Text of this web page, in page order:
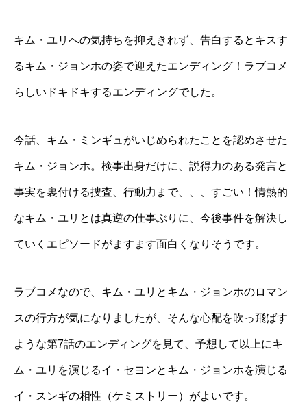
キム・ユリへの気持ちを抑えきれず、告白するとキスす
るキム・ジョンホの姿で迎えたエンディング！ラブコメ
らしいドキドキするエンディングでした。
今話、キム・ミンギュがいじめられたことを認めさせた
キム・ジョンホ。検事出身だけに、説得力のある発言と
事実を裏付ける捜査、行動力まで、、、すごい！情熱的
なキム・ユリとは真逆の仕事ぶりに、今後事件を解決し
ていくエピソードがますます面白くなりそうです。
ラブコメなので、キム・ユリとキム・ジョンホのロマン
スの行方が気になりましたが、そんな心配を吹っ飛ばす
ような第7話のエンディングを見て、予想して以上にキ
ム・ユリを演じるイ・セヨンとキム・ジョンホを演じる
イ・スンギの相性（ケミストリー）がよいです。